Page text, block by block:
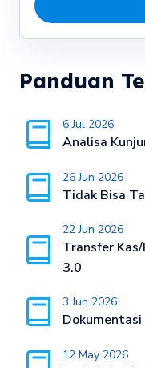
Panduan
6 Jul 2026
Analisa
26 Jun 2026
Tidak Bisa
22 Jun 2026
Transfer
3.0
3 Jun 2026
12 May 2026